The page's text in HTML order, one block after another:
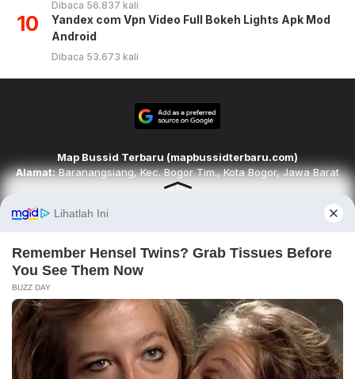
Dibaca 56.837 kali
10
Yandex com Vpn Video Full Bokeh Lights Apk Mod
Android
Dibaca 53.673 kali
Map Bussid Terbaru (mapbussidterbaru.com)
Alamat:Baranangsiang, Kec. Bogor Tim., Kota Bogor, Jawa Barat
16143
Ikuti kami di
Tim Redaksi Kode Etik Pedoman Media Siber
Karir
Contact About
Copyright © 2026. mapbussidterbaru.com. All rights reserved